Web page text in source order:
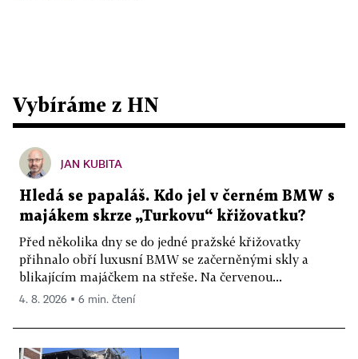
Vybíráme z HN
JAN KUBITA
Hledá se papaláš. Kdo jel v černém BMW s
majákem skrze „Turkovu“ křižovatku?
Před několika dny se do jedné pražské křižovatky
přihnalo obří luxusní BMW se začerněnými skly a
blikajícím majáčkem na střeše. Na červenou...
4. 8. 2026 ▪ 6 min. čtení